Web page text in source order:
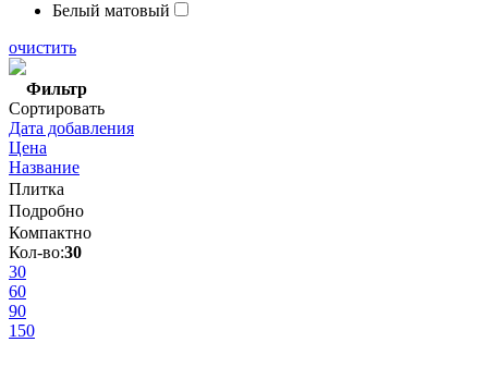
Белый матовый
очистить
Фильтр
Сортировать
Дата добавления
Цена
Название
Плитка
Подробно
Компактно
Кол-во:30
30
60
90
150